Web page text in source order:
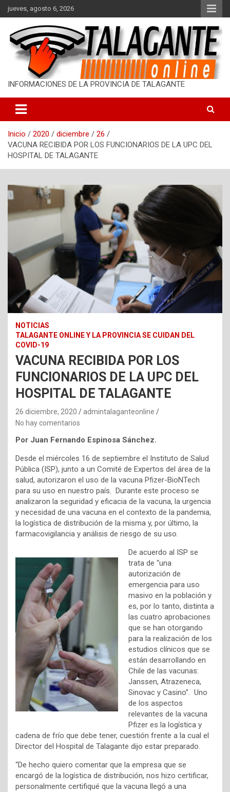
a
t
d
jueves, agosto 6, 2026
INFORMACIONES DE LA PROVINCIA DE TALAGANTE
Inicio 2020 diciembre
26
VACUNA RECIBIDA POR LOS FUNCIONARIOS DE LA UPC DEL
HOSPITAL DE TALAGANTE
NOTICIAS
TALAGANTE ONLINE Y LA PROVINCIA SE CUIDAN DEL
COVID-19
VACUNA RECIBIDA POR LOS
FUNCIONARIOS DE LA UPC DEL
HOSPITAL DE TALAGANTE
26 diciembre, 2020
admintalaganteonline
No hay comentarios
Por Juan Fernando Espinosa Sánchez.
Desde el miércoles 16 de septiembre el Instituto de Salud
Pública (ISP), junto a un Comité de Expertos del área de la
salud, autorizaron el uso de la vacuna Pfizer-BioNTech
para su uso en nuestro país. Durante este proceso se
analizaron la seguridad y eficacia de la vacuna, la urgencia
y necesidad de una vacuna en el contexto de la pandemia,
la logística de distribución de la misma y, por último, la
farmacovigilancia y análisis de riesgo de su uso.
De acuerdo al ISP se
trata de “una
autorización de
emergencia para uso
masivo en la población y
es, por lo tanto, distinta a
las cuatro aprobaciones
que se han otorgando
para la realización de los
estudios clínicos que se
están desarrollando en
Chile de las vacunas:
Janssen, Atrazeneca,
Sinovac y Casino”. Uno
de los aspectos
relevantes de la vacuna
Pfizer es la logística y
cadena de frío que debe tener, cuestión frente a la cual el
Director del Hospital de Talagante dijo estar preparado.
“De hecho quiero comentar que la empresa que se
encargó de la logística de distribución, nos hizo certificar,
personalmente certifiqué que la vacuna llegó a una